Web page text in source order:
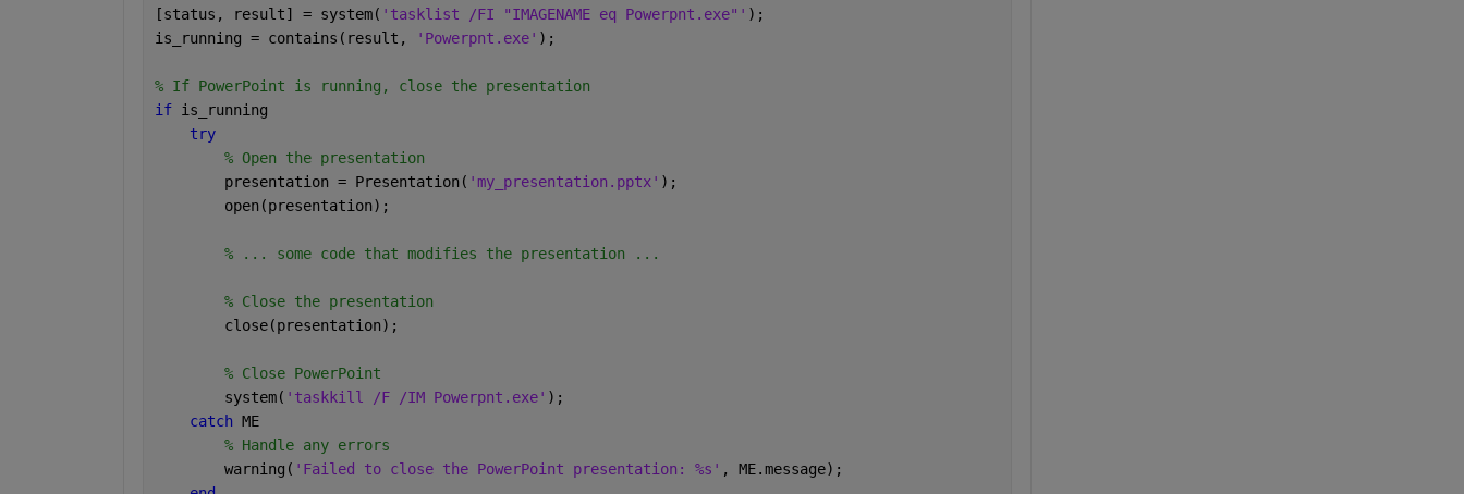
[status, result] = system( 'tasklist /FI "IMAGENAME eq Powerpnt.exe"' );
is_running = contains(result,
'Powerpnt.exe' );
% If PowerPoint is running, close the presentation
if is_running
try
% Open the presentation
        presentation = Presentation(
'my_presentation.pptx' );
        open(presentation);
% ... some code that modifies the presentation ...
% Close the presentation
        close(presentation);
% Close PowerPoint
        system(
'taskkill /F /IM Powerpnt.exe' );
catch ME
% Handle any errors
        warning(
'Failed to close the PowerPoint presentation: %s' , ME.message);